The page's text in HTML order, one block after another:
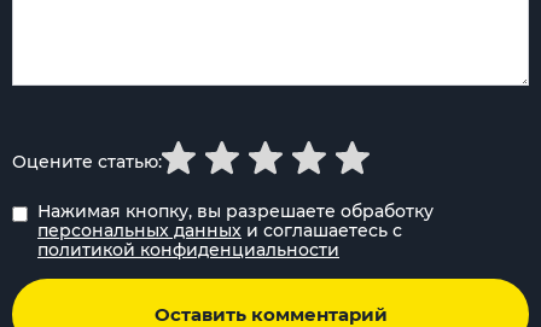
Нажимая кнопку, вы разрешаете обработку
персональных данных и соглашаетесь с
политикой конфиденциальности
Оставить комментарий
Оцените статью: